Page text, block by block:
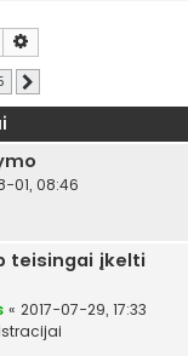
Ieškoti
01, 08:46
teisingai įkelti
« 2017-07-29, 17:33